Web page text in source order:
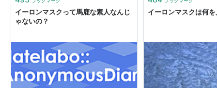
イーロンマスクって馬鹿な素人なんじ
ゃないの？
イーロンマスクは何